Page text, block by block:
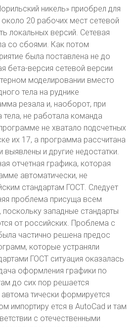
никель» приобрел для
20 рабочих мест сетевой
локальных версий. Сетевая
со сбоями. Как потом
была поставлена не до
бета-версия сетевой версии
моделировании вместо
тела на руднике
резала и, наоборот, при
тела, не работала команда
не хватало подсчетных
их 17, а программа рассчитана
и другие недостатки.
отчетная графика, которая
автоматически, не
стандартам ГОСТ. Следует
проблема присуща всем
западные стандарты
от российских. Проблема с
частично решена предос
которые устраняли
ГОСТ ситуация оказалась
оформления графики по
до сих пор решается
тически формируется
импортиру ется в AutoCad и там
с отечественными